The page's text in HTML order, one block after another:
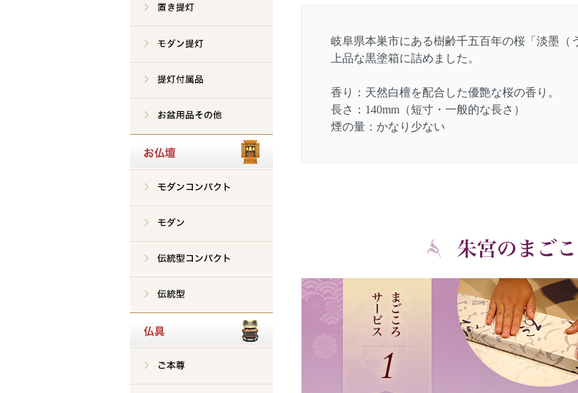
岐阜県本巣市にある樹齢千五百年の桜「淡墨（
上品な黒塗箱に詰めました。
香り：天然白檀を配合した優艶な桜の香り。
長さ：140mm（短寸・一般的な長さ）
煙の量：かなり少ない